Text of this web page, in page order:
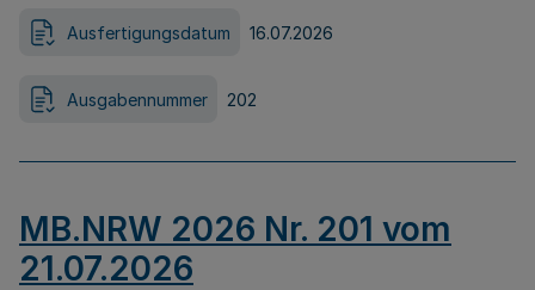
Ausfertigungsdatum 16.07.2026
Ausgabennummer 202
MB.NRW 2026 Nr. 201 vom
21.07.2026